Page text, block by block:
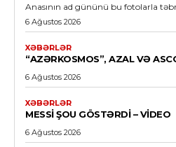
Anasının ad gününü bu fotolarla
6 Ağustos 2026
XƏBƏRLƏR
“AZƏRKOSMOS”, AZAL VƏ
6 Ağustos 2026
XƏBƏRLƏR
MESSI ŞOU GÖSTƏRDI – VİDEO
6 Ağustos 2026